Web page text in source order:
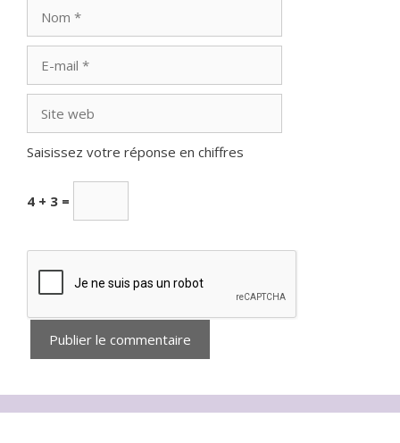
mail
web
Saisissez votre réponse en chiffres
4 + 3 =